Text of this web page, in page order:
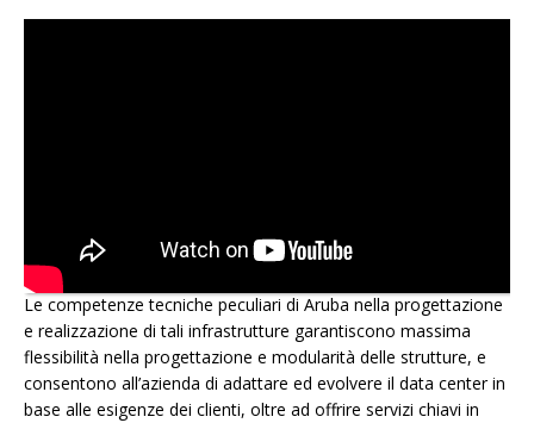
Le competenze tecniche peculiari di Aruba nella progettazione
e realizzazione di tali infrastrutture garantiscono massima
flessibilità nella progettazione e modularità delle strutture, e
consentono all’azienda di adattare ed evolvere il data center in
base alle esigenze dei clienti, oltre ad offrire servizi chiavi in